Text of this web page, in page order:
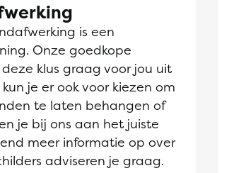
is een
Onze goedkope
klus graag voor jou uit
je er ook voor kiezen om
te laten behangen of
je bij ons aan het juiste
meer informatie op over
adviseren je graag.